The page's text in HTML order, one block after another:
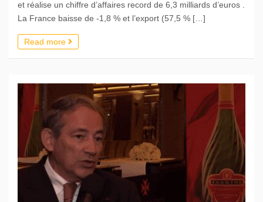
et réalise un chiffre d’affaires record de 6,3 milliards d’euros .
La France baisse de -1,8 % et l’export (57,5 % […]
Read more